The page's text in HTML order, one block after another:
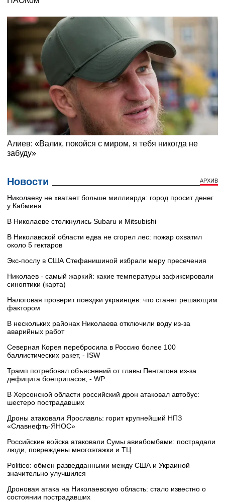
Новости АРХИВ
Николаеву не хватает больше миллиарда: город просит денег
у Кабмина
В Николаеве столкнулись Subaru и Mitsubishi
В Николавской области едва не сгорел лес: пожар охватил
около 5 гектаров
Экс-послу в США Стефанишиной избрали меру пресечения
Николаев - самый жаркий: какие температуры зафиксировали
синоптики (карта)
Налоговая проверит поездки украинцев: что станет решающим
фактором
В нескольких районах Николаева отключили воду из-за
аварийных работ
Северная Корея перебросила в Россию более 100
баллистических ракет, - ISW
Трамп потребовал объяснений от главы Пентагона из-за
дефицита боеприпасов, - WP
В Херсонской области российский дрон атаковал автобус:
шестеро пострадавших
Дроны атаковали Ярославль: горит крупнейший НПЗ
«Славнефть‑ЯНОС»
Российские войска атаковали Сумы авиабомбами: пострадали
люди, повреждены многоэтажки и ТЦ
Politico: обмен разведданными между США и Украиной
значительно улучшился
Дроновая атака на Николаевскую область: стало известно о
состоянии пострадавших